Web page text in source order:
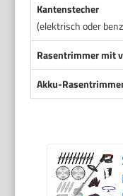
Kantenstecher
(elektrisch oder
Rasentrimmer mit
Akku-